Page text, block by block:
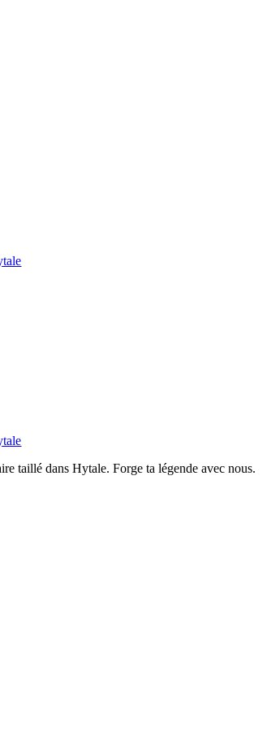
taillé dans Hytale. Forge ta légende avec nous.